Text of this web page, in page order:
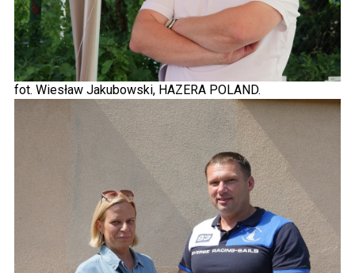
fot. Wiesław Jakubowski, HAZERA POLAND.